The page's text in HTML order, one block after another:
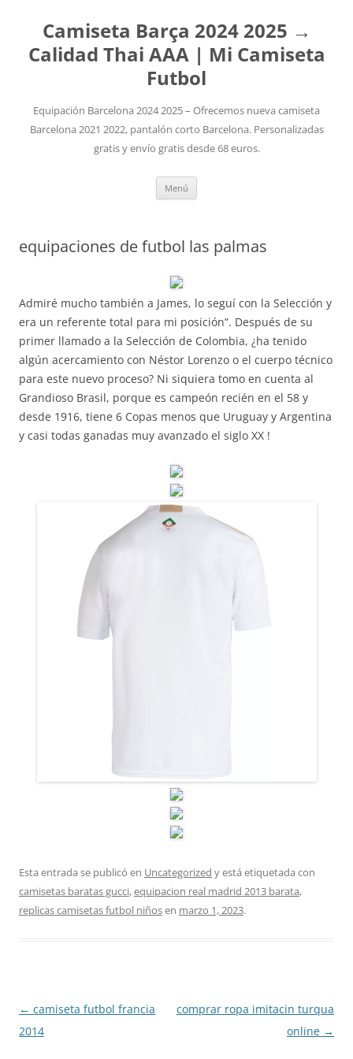
Camiseta Barça 2024 2025 →
Calidad Thai AAA | Mi Camiseta
Futbol
Equipación Barcelona 2024 2025 – Ofrecemos nueva camiseta
Barcelona 2021 2022, pantalón corto Barcelona. Personalizadas
gratis y envío gratis desde 68 euros.
Menú
equipaciones de futbol las palmas
Admiré mucho también a James, lo seguí con la Selección y
era un referente total para mi posición”. Después de su
primer llamado a la Selección de Colombia, ¿ha tenido
algún acercamiento con Néstor Lorenzo o el cuerpo técnico
para este nuevo proceso? Ni siquiera tomo en cuenta al
Grandioso Brasil, porque es campeón recién en el 58 y
desde 1916, tiene 6 Copas menos que Uruguay y Argentina
y casi todas ganadas muy avanzado el siglo XX !
Esta entrada se publicó en Uncategorized y está etiquetada con
camisetas baratas gucci,equipacion real madrid 2013 barata,
replicas camisetas futbol niñosen marzo 1, 2023.
Navegación
de
← camiseta futbol francia
2014
comprar ropa imitacin turqua
online →